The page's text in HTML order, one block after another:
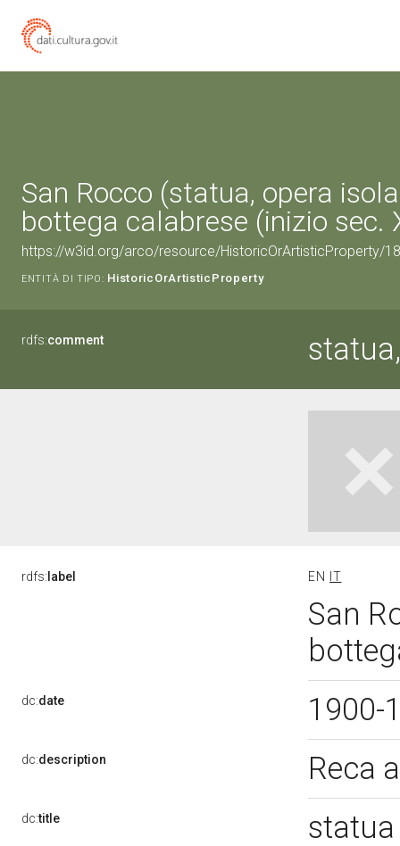
San Rocco (statua, opera
bottega calabrese (inizio sec.
https://w3id.org/arco/resource/HistoricOrArtisticProperty/
ENTITÀ DI TIPO: HistoricOrArtisticProperty
rdfs:comment
rdfs: label EN IT
San
dc:date 1900-
dc:description Reca
dc:title